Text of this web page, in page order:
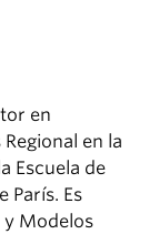
en
en la
Escuela de
París. Es
y Modelos